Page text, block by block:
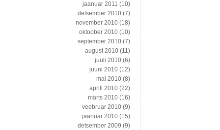
jaanuar 2011 (10)
detsember 2010 (7)
november 2010 (18)
oktoober 2010 (10)
september 2010 (7)
august 2010 (11)
juuli 2010 (6)
juuni 2010 (12)
mai 2010 (8)
aprill 2010 (22)
märts 2010 (16)
veebruar 2010 (9)
jaanuar 2010 (15)
detsember 2009 (9)